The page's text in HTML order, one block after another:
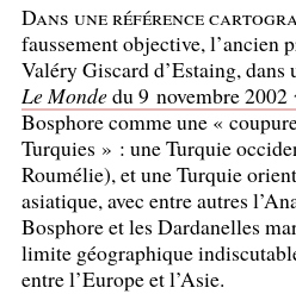
Dans une référence
faussement objective, l’ancien
Valéry Giscard d’Estaing, dans
Le Mondedu 9 novembre 2002
Bosphore comme une «
Turquies » : une Turquie
Roumélie), et une Turquie
asiatique, avec entre autres
Bosphore et les Dardanelles
limite géographique
entre l’Europe et l’Asie.